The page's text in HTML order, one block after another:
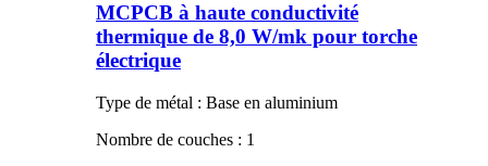
MCPCB à haute conductivité
thermique de 8,0 W/mk pour torche
électrique
Type de métal : Base en aluminium
Nombre de couches : 1